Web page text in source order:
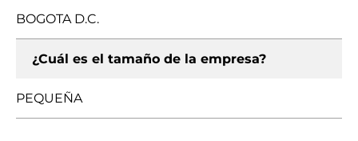
BOGOTA D.C.
¿Cuál es el tamaño de la empresa?
PEQUEÑA